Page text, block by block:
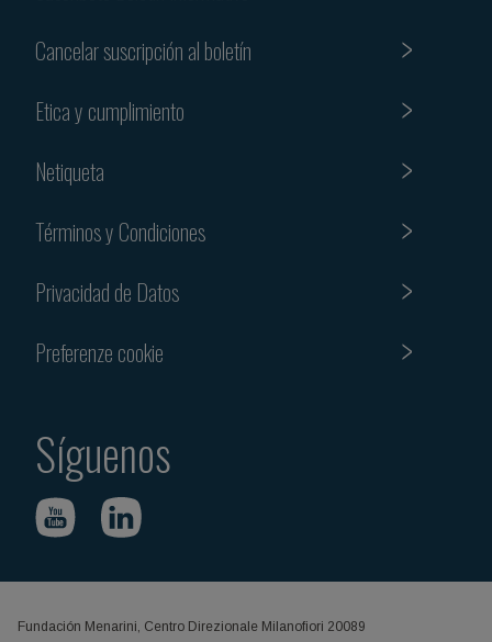
Cancelar suscripción al boletín
Etica y cumplimiento
Netiqueta
Términos y Condiciones
Privacidad de Datos
Preferenze cookie
Síguenos
Fundación Menarini, Centro Direzionale Milanofiori 20089